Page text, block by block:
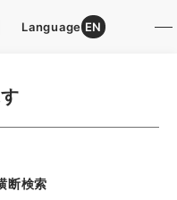
Language EN
断検索
公文書館HP利用案内